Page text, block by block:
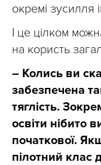
окремі зусилля
І це цілком
на користь
– Колись ви
забезпечена
тяглість.
освіти нібито
початкової.
пілотний клас